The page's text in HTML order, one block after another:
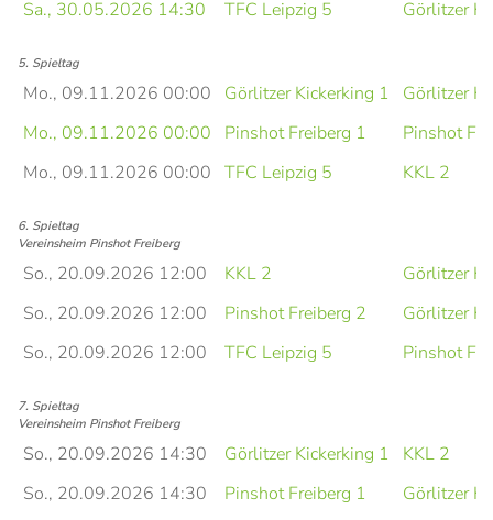
Sa., 30.05.2026 14:30
TFC Leipzig 5 Görlitzer
5. Spieltag
Mo., 09.11.2026 00:00 Görlitzer Kickerking 1
Görlitzer
Mo., 09.11.2026 00:00
Pinshot Freiberg 1
Pinshot
Mo., 09.11.2026 00:00 TFC Leipzig 5 KKL 2
6. Spieltag
Vereinsheim Pinshot Freiberg
So., 20.09.2026 12:00 KKL 2
Görlitzer
So., 20.09.2026 12:00
Pinshot Freiberg 2
Görlitzer
So., 20.09.2026 12:00
TFC Leipzig 5 Pinshot
7. Spieltag
Vereinsheim Pinshot Freiberg
So., 20.09.2026 14:30 Görlitzer Kickerking 1
KKL 2
So., 20.09.2026 14:30
Pinshot Freiberg 1
Görlitzer